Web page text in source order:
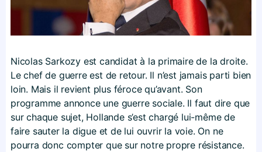
Nicolas Sarkozy est candidat à la primaire de la droite.
Le chef de guerre est de retour. Il n’est jamais parti bien
loin. Mais il revient plus féroce qu’avant. Son
programme annonce une guerre sociale. Il faut dire que
sur chaque sujet, Hollande s’est chargé lui-même de
faire sauter la digue et de lui ouvrir la voie. On ne
pourra donc compter que sur notre propre résistance.